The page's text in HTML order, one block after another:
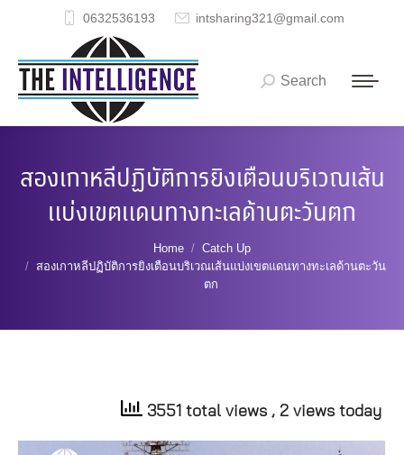
0632536193 intsharing321@gmail.com
Search:
Search
สองเกาหลีปฏิบัติการยิงเตือนบริเวณเส้น
แบ่งเขตแดนทางทะเลด้านตะวันตก
Home
Catch Up
สองเกาหลีปฏิบัติการยิงเตือนบริเวณเส้นแบ่งเขตแดนทางทะเลด้านตะวัน
ตก
3551 total views , 2 views today